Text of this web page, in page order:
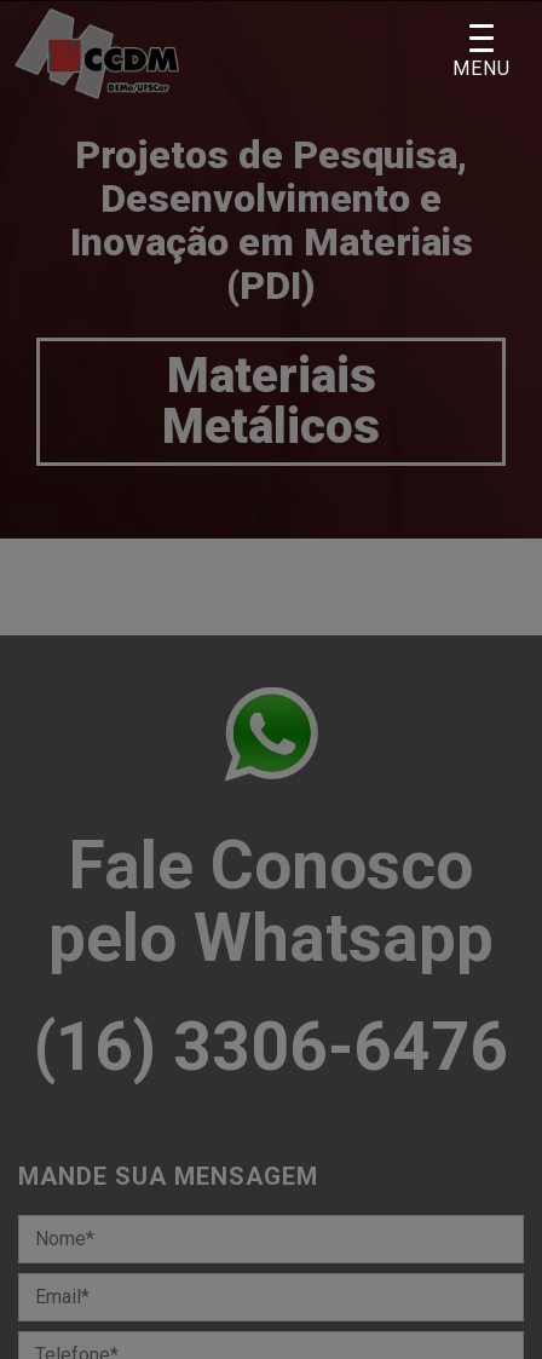
content
Projetos de Pesquisa,
Desenvolvimento e
Inovação em Materiais
(PDI)
Materiais
Metálicos
Fale Conosco
pelo Whatsapp
(16) 3306-6476
MANDE SUA MENSAGEM
MENU